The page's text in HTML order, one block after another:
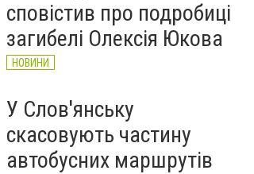
сповістив про подробиці
загибелі Олексія Юкова
НОВИНИ
У Слов'янську
скасовують частину
автобусних маршрутів